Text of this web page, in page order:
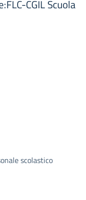
CGIL Scuola
scolastico